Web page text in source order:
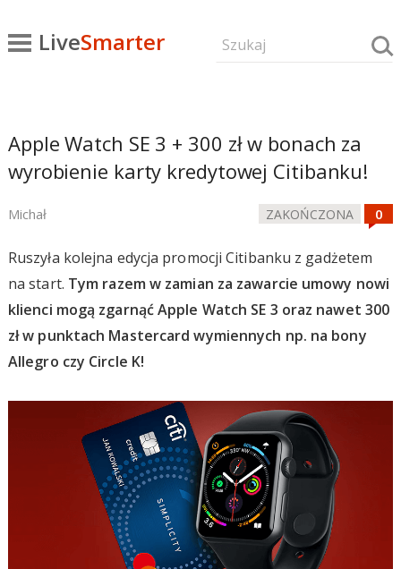
LiveSmarter
Apple Watch SE 3 + 300 zł w bonach za
wyrobienie karty kredytowej Citibanku!
Michał ZAKOŃCZONA
Ruszyła kolejna edycja promocji Citibanku z gadżetem
na start. Tym razem w zamian za zawarcie umowy nowi
klienci mogą zgarnąć Apple Watch SE 3 oraz nawet 300
zł w punktach Mastercard wymiennych np. na bony
Allegro czy Circle K!